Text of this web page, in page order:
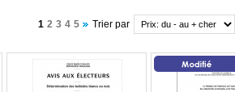
Trier par
1 2 3 4 5